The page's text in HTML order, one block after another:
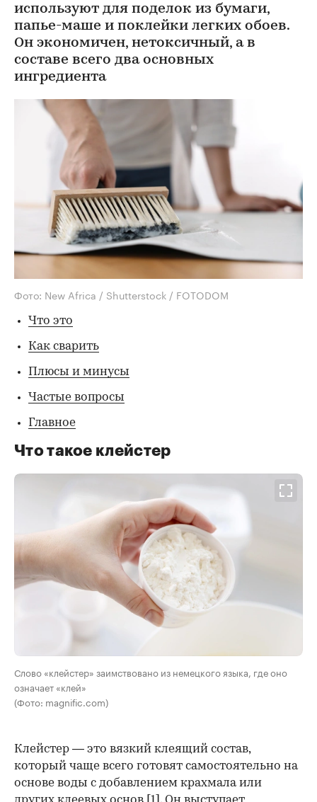
используют для поделок из бумаги,
папье-маше и поклейки легких обоев.
Он экономичен, нетоксичный, а в
составе всего два основных
ингредиента
Фото: New Africa / Shutterstock / FOTODOM
Что это
Как сварить
Плюсы и минусы
Частые вопросы
Главное
Что такое клейстер
Слово «клейстер» заимствовано из немецкого языка, где оно
означает «клей»
(Фото: magnific.com)
Клейстер — это вязкий клеящий состав,
который чаще всего готовят самостоятельно на
основе воды с добавлением крахмала или